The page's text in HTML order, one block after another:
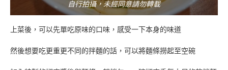
自行拍攝，未經同意請勿轉載
上菜後，可以先單吃原味的口味，感受一下本身的味道
然後想要吃更重更不同的拌麵的話，可以將麵條撈起至空碗